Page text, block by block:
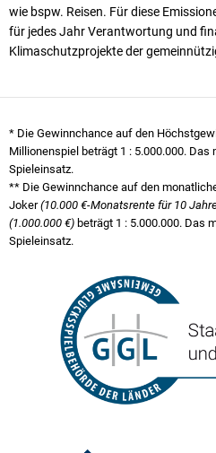
wie bspw. Reisen. Für diese
für jedes Jahr Verantwortung und
Klimaschutzprojekte der
* Die Gewinnchance auf den
Millionenspiel beträgt 1 : 5.000.000. Das
Spieleinsatz.
** Die Gewinnchance auf den
Joker(10.000 €-Monatsrente für 10
(1.000.000 €) beträgt 1 : 5.000.000. Das
Spieleinsatz.